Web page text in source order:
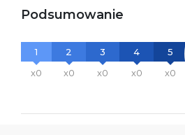
Podsumowanie
1
x0
2
x0
3
x0
4
x0
5
x0